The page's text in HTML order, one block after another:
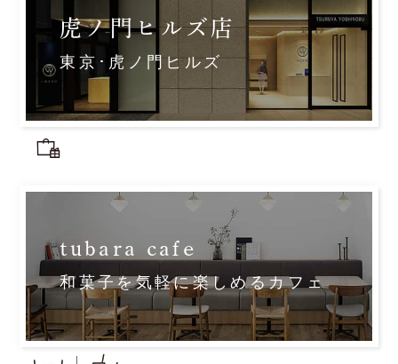
虎ノ門ヒルズ店
東京･虎ノ門ヒルズ
tubara cafe
和菓子を気軽に楽しめるカフェ